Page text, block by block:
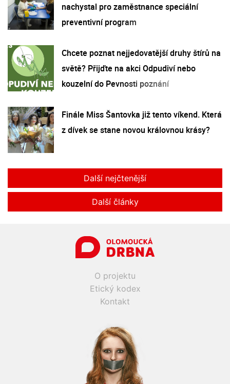
nachystal pro zaměstnance speciální
preventivní program
Chcete poznat nejjedovatější druhy štírů na
světě? Přijďte na akci Odpudiví nebo
kouzelní do Pevnosti poznání
Finále Miss Šantovka již tento víkend. Která
z dívek se stane novou královnou krásy?
Další nejčtenější
Další články
O projektu
Etický kodex
Kontakt